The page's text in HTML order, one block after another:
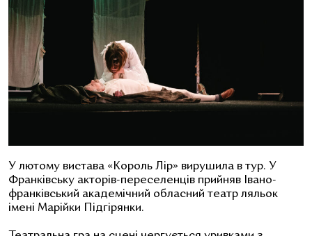
У лютому вистава «Король Лір» вирушила в тур. У
Франківську акторів-переселенців прийняв Івано-
франківський академічний обласний театр ляльок
імені Марійки Підгірянки.